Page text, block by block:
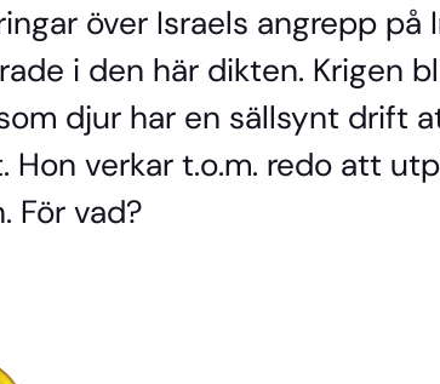
över Israels angrepp på
i den här dikten. Krigen
djur har en sällsynt drift
Hon verkar t.o.m. redo att
För vad?